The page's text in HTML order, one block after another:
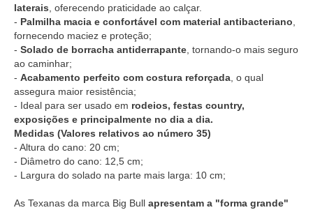
laterais , oferecendo praticidade ao calçar.
- Palmilha macia e confortável com material antibacteriano
fornecendo maciez e proteção;
- Solado de borracha antiderrapante , tornando-o mais seguro
ao caminhar;
- Acabamento perfeito com costura reforçada , o qual
assegura maior resistência;
- Ideal para ser usado em rodeios, festas country,
exposições e principalmente no dia a dia.
Medidas (Valores relativos ao número 35)
- Altura do cano: 20 cm;
- Diâmetro do cano: 12,5 cm;
- Largura do solado na parte mais larga: 10 cm;
As Texanas da marca Big Bull apresentam a "forma grande"